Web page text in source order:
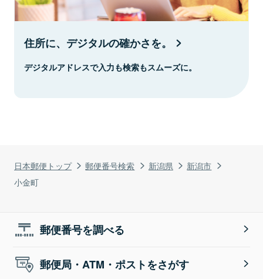
日本郵便トップ 郵便番号検索 新潟県
新潟市
小金町
住所に、デジタルの確かさを。
デジタルアドレスで入力も検索もスムーズに。
郵便番号を調べる
郵便局・ATM・ポストをさがす